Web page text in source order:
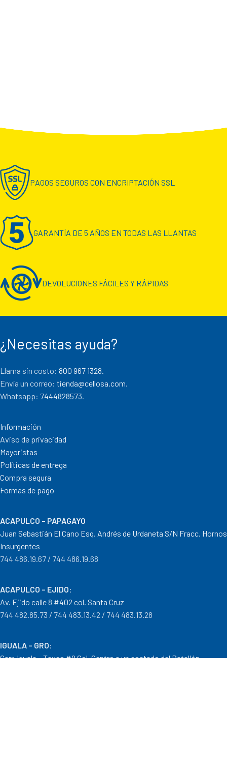
PAGOS SEGUROS CON ENCRIPTACIÓN SSL
GARANTÍA DE 5 AÑOS EN TODAS LAS LLANTAS
DEVOLUCIONES FÁCILES Y RÁPIDAS
¿Necesitas ayuda?
Llama sin costo: 800 967 1328.
Envía un correo: tienda@cellosa.com
Whatsapp: 7444828573
Información
Aviso de privacidad
Mayoristas
Políticas de entrega
Compra segura
Formas de pago
ACAPULCO – PAPAGAYO
Juan Sebastián El Cano Esq. Andrés de Urdaneta S/N Fracc. Hornos
Insurgentes
744 486.19.67 / 744 486.19.68
ACAPULCO – EJIDO:
Av. Ejido calle 8 #402 col. Santa Cruz
744 482.85.73 / 744 483.13.42 / 744 483.13.28
IGUALA – GRO:
Carr. Iguala – Taxco #9 Col. Centro a un costado del Batallón